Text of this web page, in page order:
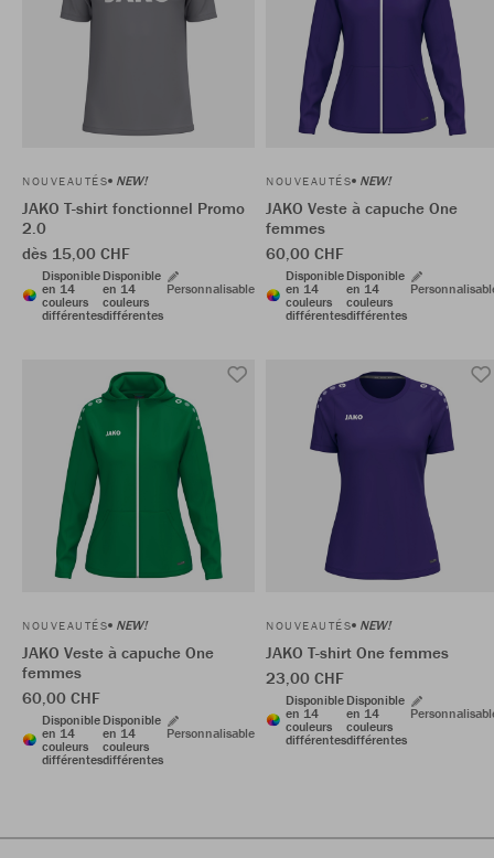
NOUVEAUTÉS NEW!
JAKO T-shirt fonctionnel Promo
2.0
dès 15,00 CHF
Disponible
en 14
couleurs
différentes
Disponible
en 14
couleurs
différentes
Personnalisable
NOUVEAUTÉS NEW!
JAKO Veste à capuche One
femmes
60,00 CHF
Disponible
en 14
couleurs
différentes
Disponible
en 14
couleurs
différentes
NOUVEAUTÉS NEW!
JAKO Veste à capuche One
femmes
60,00 CHF
Disponible
en 14
couleurs
différentes
Disponible
en 14
couleurs
différentes
Personnalisable
NOUVEAUTÉS NEW!
JAKO T-shirt One femmes
23,00 CHF
Disponible
en 14
couleurs
différentes
Disponible
en 14
couleurs
différentes